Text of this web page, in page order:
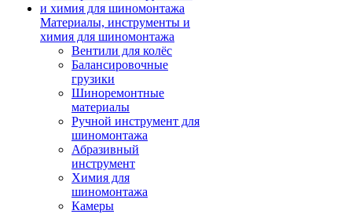
Материалы, инструменты и
химия для шиномонтажа
Вентили для колёс
Балансировочные
грузики
Шиноремонтные
материалы
Ручной инструмент для
шиномонтажа
Абразивный
инструмент
Химия для
шиномонтажа
Камеры